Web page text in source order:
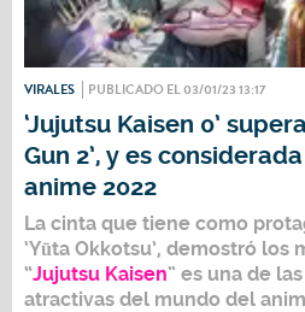
VIRALES PUBLICADO EL 03/01/23 13:17
‘Jujutsu Kaisen 0’
Gun 2’, y es
anime 2022
La cinta que tiene como
‘Yūta Okkotsu’, demostró los
“Jujutsu Kaisen” es una de
atractivas del mundo del